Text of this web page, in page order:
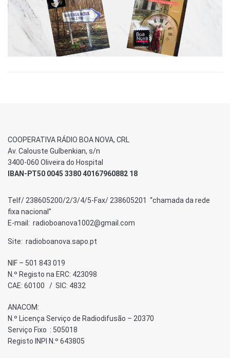
COOPERATIVA RÁDIO BOA NOVA, CRL
Av. Calouste Gulbenkian, s/n
3400-060 Oliveira do Hospital
IBAN-PT50 0045 3380 40167960882 18
Telf/ 238605200/2/3/4/5-Fax/ 238605201 “chamada da rede
fixa nacional”
E-mail: radioboanova1002@gmail.com
Site: radioboanova.sapo.pt
NIF – 501 843 019
N.º Registo na ERC: 423098
CAE: 60100 / SIC: 4832
ANACOM:
N.º Licença Serviço de Radiodifusão – 20370
Serviço Fixo : 505018
Registo INPI N.º 643805